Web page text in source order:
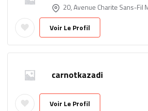
20, Avenue Charite Sans-Fil
Voir Le Profil
carnotkazadi
Voir Le Profil